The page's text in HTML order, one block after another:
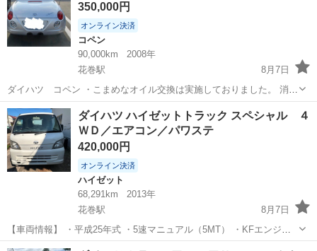
し ご覧い...
350,000円
オンライン決済
コペン
90,000km
2008年
花巻駅
8月7日
ダイハツ コペン ・こまめなオイル交換は実施しておりました。 消費
や異音はありません。 ・現在、ABSなどの警 告灯は問題ありません。
・エアコンは問題なくだいぶ冷えます ・現在、不具合は特にございま
せん。 ・諸経費...
岩手 花巻市 花巻駅 コペン
ダイハツ ハイゼットトラック スペシャル ４
ＷＤ／エアコン／パワステ
420,000円
オンライン決済
ハイゼット
68,291km
2013年
花巻駅
8月7日
【車両情報】 ・平成25年式 ・5速マニュアル（5MT） ・KFエンジン
・4WD切替式 ・車検２年間 ・事故歴なし（前オーナー様から事故歴
岩手 花巻市 花巻駅